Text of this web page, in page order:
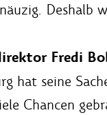
Deshalb
Fredi
hat seine
Chancen